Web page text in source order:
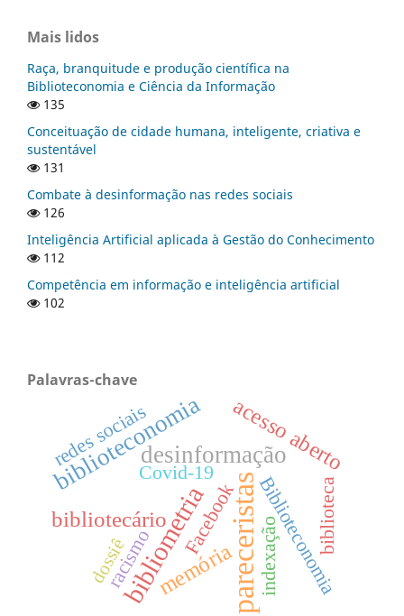
Mais lidos
Raça, branquitude e produção científica na
Biblioteconomia e Ciência da Informação
135
Conceituação de cidade humana, inteligente, criativa e
sustentável
131
Combate à desinformação nas redes sociais
126
Inteligência Artificial aplicada à Gestão do Conhecimento
112
Competência em informação e inteligência artificial
102
Palavras-chave
pareceristas
bibliometria
desinformação
biblioteconomia acesso aberto
bibliotecário
memória Biblioteconomia
Facebook
racismo
biblioteca
redes sociais
indexação
Covid-19
dossiê